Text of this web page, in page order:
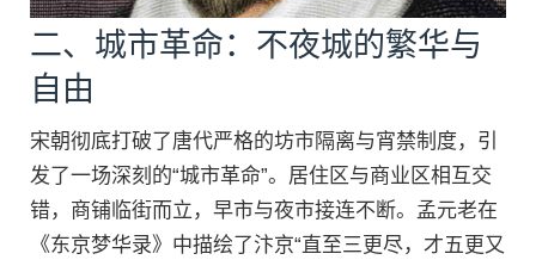
二、城市革命：不夜城的繁华与
自由
宋朝彻底打破了唐代严格的坊市隔离与宵禁制度，引
发了一场深刻的“城市革命”。居住区与商业区相互交
错，商铺临街而立，早市与夜市接连不断。孟元老在
《东京梦华录》中描绘了汴京“直至三更尽，才五更又